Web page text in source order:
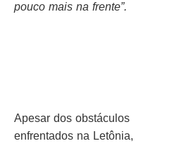
pouco mais na frente”.
Apesar dos obstáculos
enfrentados na Letônia,